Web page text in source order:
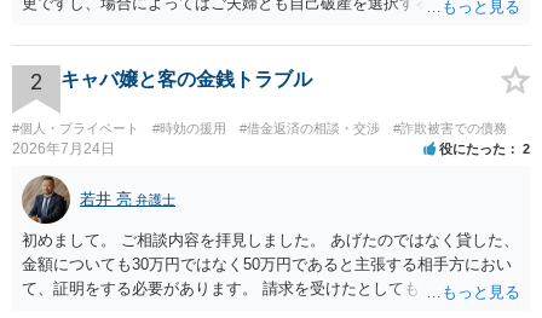
2 キャバ嬢と客の金銭トラブル
#個人・プライベート #時効の援用 #借金返済の相談・交渉 #詐欺被害での債務
2026年7月24日 役にたった 2
若井 亮 弁護士
初めまして。 ご相談内容を拝見しました。 あげたのではなく貸した、
金額についても30万円ではなく50万円であると主張する相手方におい
て、証明をする必要があります。 請求を受けたとしても、もらったも